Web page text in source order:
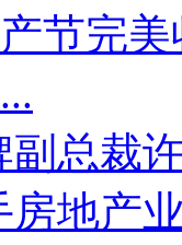
节完美
副总裁
房地产